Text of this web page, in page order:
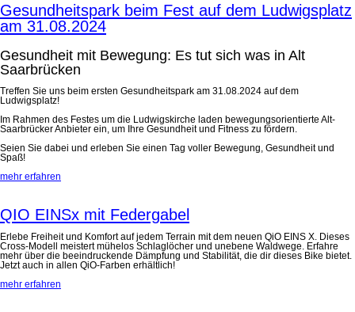
Gesundheitspark beim Fest auf dem Ludwigsplatz
am 31.08.2024
Gesundheit mit Bewegung: Es tut sich was in Alt
Saarbrücken
Treffen Sie uns beim ersten Gesundheitspark am 31.08.2024 auf dem
Ludwigsplatz!
Im Rahmen des Festes um die Ludwigskirche laden bewegungsorientierte Alt-
Saarbrücker Anbieter ein, um Ihre Gesundheit und Fitness zu fördern.
Seien Sie dabei und erleben Sie einen Tag voller Bewegung, Gesundheit und
Spaß!
mehr erfahren
QIO EINSx mit Federgabel
Erlebe Freiheit und Komfort auf jedem Terrain mit dem neuen QiO EINS X. Dieses
Cross-Modell meistert mühelos Schlaglöcher und unebene Waldwege. Erfahre
mehr über die beeindruckende Dämpfung und Stabilität, die dir dieses Bike bietet.
Jetzt auch in allen QiO-Farben erhältlich!
mehr erfahren